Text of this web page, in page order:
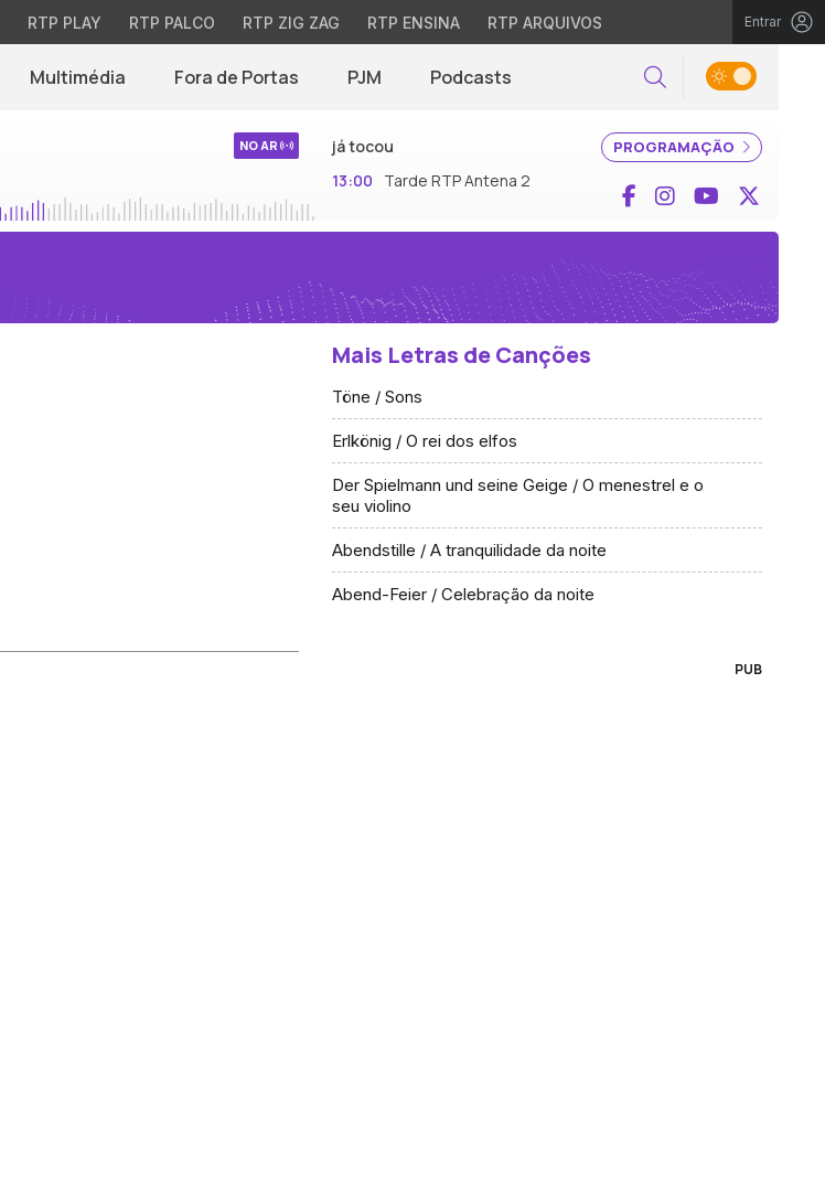
RTP PLAY RTP PALCO RTP ZIG ZAG RTP ENSINA RTP ARQUIVOS Entrar
Multimédia Fora de Portas PJM Podcasts Pesquisar
NO AR PROGRAMAÇÃO
já tocou
13:00
Tarde RTP Antena 2 Facebook
InstagramYouTube
Mais Letras de Canções
Töne / Sons
Erlkönig / O rei dos elfos
Der Spielmann und seine Geige / O menestrel e o
seu violino
Abendstille / A tranquilidade da noite
Abend-Feier / Celebração da noite
PUB